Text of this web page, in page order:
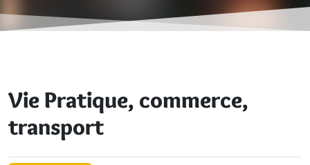
Vie Pratique, commerce,
transport